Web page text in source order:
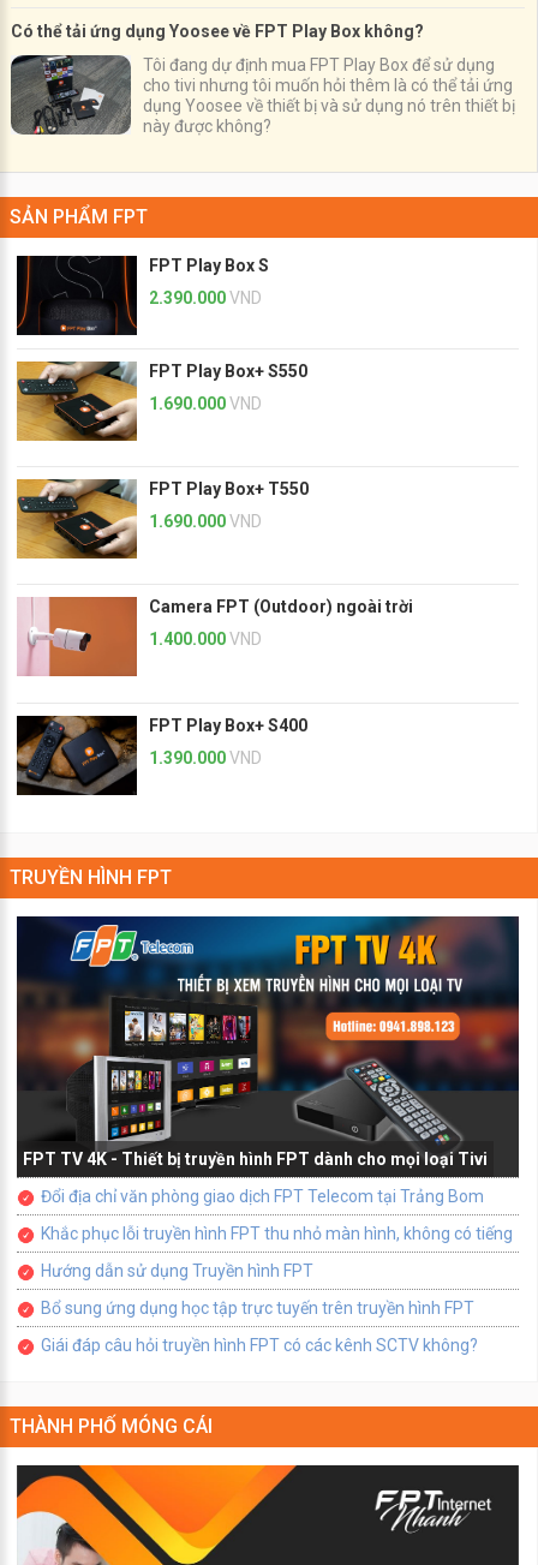
Có thể tải ứng dụng Yoosee về FPT Play Box không?
Tôi đang dự định mua FPT Play Box để sử dụng
cho tivi nhưng tôi muốn hỏi thêm là có thể tải ứng
dụng Yoosee về thiết bị và sử dụng nó trên thiết bị
này được không?
SẢN PHẨM FPT
FPT Play Box S
2.390.000VND
FPT Play Box+ S550
1.690.000VND
FPT Play Box+ T550
1.690.000VND
Camera FPT (Outdoor) ngoài trời
1.400.000VND
FPT Play Box+ S400
1.390.000VND
TRUYỀN HÌNH FPT
FPT TV 4K - Thiết bị truyền hình FPT dành cho mọi loại Tivi
Đổi địa chỉ văn phòng giao dịch FPT Telecom tại Trảng Bom
Khắc phục lỗi truyền hình FPT thu nhỏ màn hình, không có tiếng
Hướng dẫn sử dụng Truyền hình FPT
Bổ sung ứng dụng học tập trực tuyến trên truyền hình FPT
Giái đáp câu hỏi truyền hình FPT có các kênh SCTV không?
THÀNH PHỐ MÓNG CÁI